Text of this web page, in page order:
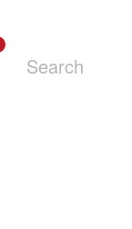
Search